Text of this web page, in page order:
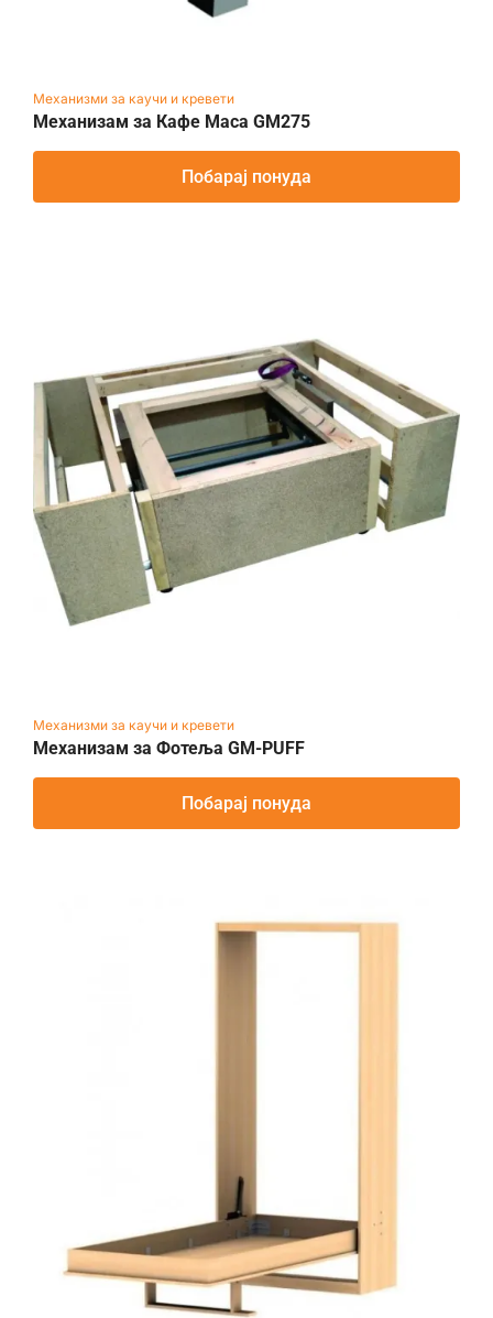
Механизми за каучи и кревети
Механизам за Кафе Маса GM275
Побарај понуда
Механизми за каучи и кревети
Механизам за Фотеља GM-PUFF
Побарај понуда